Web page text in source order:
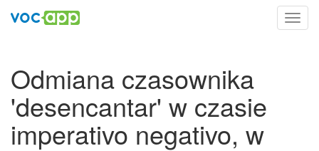
Odmiana czasownika
'desencantar' w czasie
imperativo negativo, w